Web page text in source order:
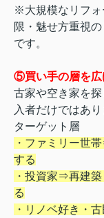
※大規模なリフォ
限・魅せ方重視
です。
⑤買い手の層を広
古家や空き家を
入者だけではあり
ターゲット層
・ファミリー世
する
・投資家⇒再建
る
・リノベ好き・